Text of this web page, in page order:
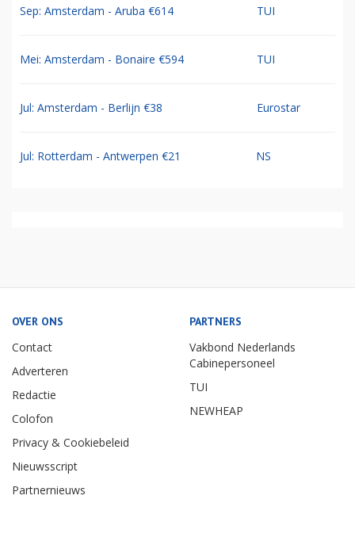
Sep: Amsterdam - Aruba €614 TUI
Mei: Amsterdam - Bonaire €594 TUI
Jul: Amsterdam - Berlijn €38 Eurostar
Jul: Rotterdam - Antwerpen €21 NS
OVER ONS
Contact
Adverteren
Redactie
Colofon
Privacy & Cookiebeleid
Nieuwsscript
Partnernieuws
PARTNERS
Vakbond Nederlands
Cabinepersoneel
TUI
NEWHEAP